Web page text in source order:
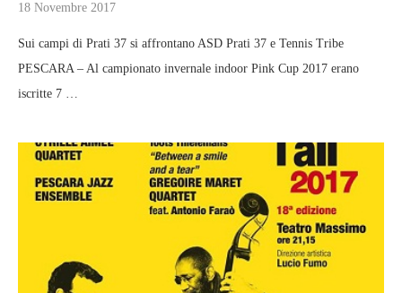
18 Novembre 2017
Sui campi di Prati 37 si affrontano ASD Prati 37 e Tennis Tribe
PESCARA – Al campionato invernale indoor Pink Cup 2017 erano
iscritte 7 …